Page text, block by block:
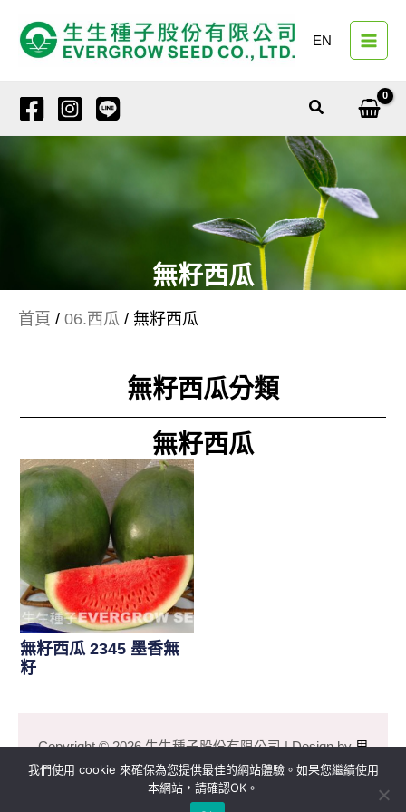
EN
搜
尋
無籽西瓜
首頁 / 06.西瓜 / 無籽西瓜
無籽西瓜分類
無籽西瓜
無籽西瓜 2345 墨香無
籽
Copyright © 2026 生生種子股份有限公司 | Design by里
揚數位行銷
我們使用 cookie 來確保為您提供最佳的網站體驗。如果您繼續使用
本網站，請確認OK。